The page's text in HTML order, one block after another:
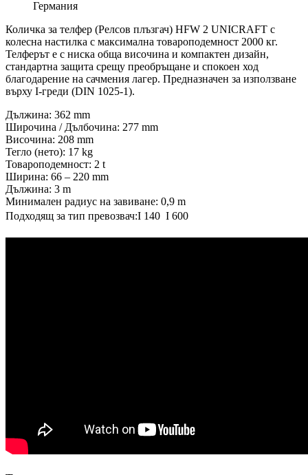
Германия
Количка за телфер (Релсов плъзгач) HFW 2 UNICRAFT с
колесна настилка с максимална товароподемност 2000 кг.
Телферът е с ниска обща височина и компактен дизайн,
стандартна защита срещу преобръщане и спокоен ход
благодарение на сачмения лагер. Предназначен за използване
върху I-греди (DIN 1025-1).
Дължина: 362 mm
Широчина / Дълбочина: 277 mm
Височина: 208 mm
Тегло (нето): 17 kg
Товароподемност: 2 t
Ширина: 66 – 220 mm
Дължина: 3 m
Минимален радиус на завиване: 0,9 m
Подходящ за тип превозвач:I 140  I 600